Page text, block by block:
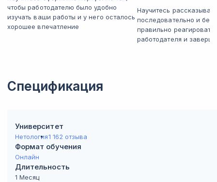
чтобы работодателю было удобно
изучать ваши работы и у него осталось
хорошее впечатление
Научитесь
последовательно и без
правильно
работодателя и
Спецификация
Университет
Нетология1 162 отзыва
Формат обучения
Онлайн
Длительность
1 Месяц